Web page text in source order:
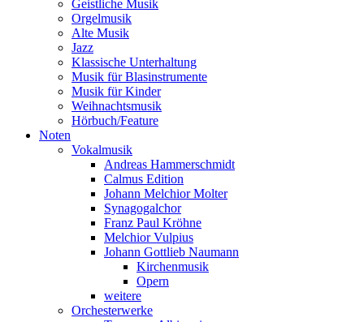
Geistliche Musik
Orgelmusik
Alte Musik
Jazz
Klassische Unterhaltung
Musik für Blasinstrumente
Musik für Kinder
Weihnachtsmusik
Hörbuch/Feature
Noten
Vokalmusik
Andreas Hammerschmidt
Calmus Edition
Johann Melchior Molter
Synagogalchor
Franz Paul Kröhne
Melchior Vulpius
Johann Gottlieb Naumann
Kirchenmusik
Opern
weitere
Orchesterwerke